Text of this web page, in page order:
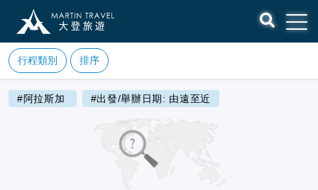
行程類別 排序
#阿拉斯加 #出發/舉辦日期: 由遠至近